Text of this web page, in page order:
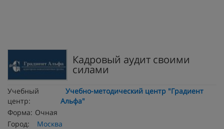
Кадровый аудит своими
силами
Учебный
центр:
Учебно-методический центр "Градиент
Альфа"
Форма: Очная
Город:
Москва